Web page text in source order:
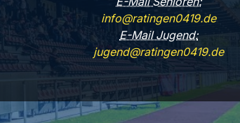
info@ratingen0419.de
E-Mail Jugend:
jugend@ratingen0419.de